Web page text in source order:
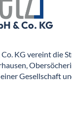
& Co. KG
KG vereint die
Gesellschaft